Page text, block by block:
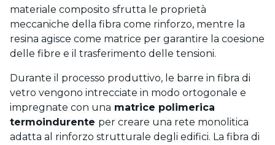
materiale composito sfrutta le proprietà
meccaniche della fibra come rinforzo, mentre la
resina agisce come matrice per garantire la coesione
delle fibre e il trasferimento delle tensioni.
Durante il processo produttivo, le barre in fibra di
vetro vengono intrecciate in modo ortogonale e
impregnate con una matrice polimerica
termoindurente per creare una rete monolitica
adatta al rinforzo strutturale degli edifici. La fibra di